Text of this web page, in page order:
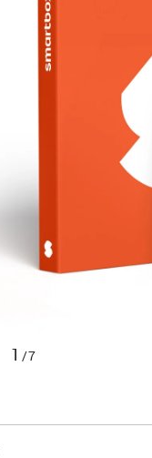
1 /7